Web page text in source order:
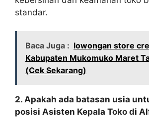
standar.
Baca Juga : lowongan store
Kabupaten Mukomuko Maret
(Cek Sekarang)
2. Apakah ada batasan usia
posisi Asisten Kepala Toko di